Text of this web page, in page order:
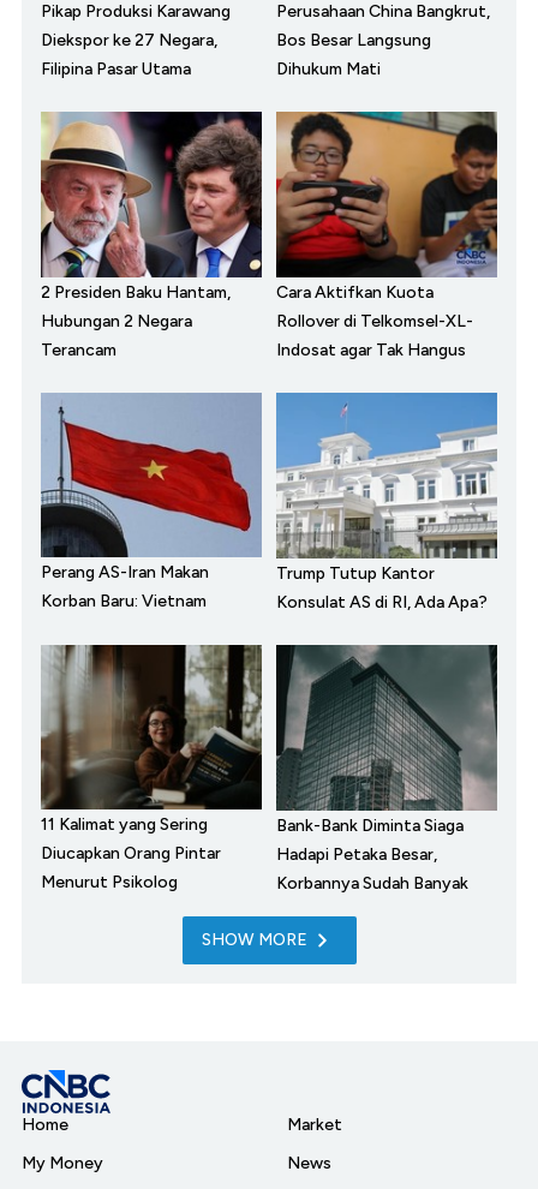
Pikap Produksi Karawang
Diekspor ke 27 Negara,
Filipina Pasar Utama
Perusahaan China Bangkrut,
Bos Besar Langsung
Dihukum Mati
2 Presiden Baku Hantam,
Hubungan 2 Negara
Terancam
Cara Aktifkan Kuota
Rollover di Telkomsel-XL-
Indosat agar Tak Hangus
Perang AS-Iran Makan
Korban Baru: Vietnam
Trump Tutup Kantor
Konsulat AS di RI, Ada Apa?
11 Kalimat yang Sering
Diucapkan Orang Pintar
Menurut Psikolog
Bank-Bank Diminta Siaga
Hadapi Petaka Besar,
Korbannya Sudah Banyak
SHOW MORE
Home
My Money
Market
News